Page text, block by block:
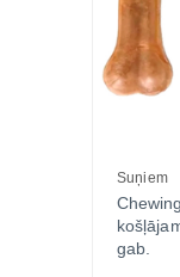
Suņiem
gab.